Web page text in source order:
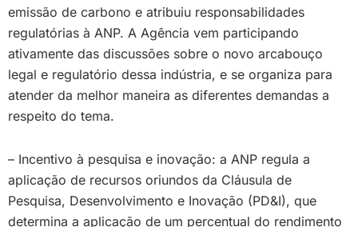
emissão de carbono e atribuiu responsabilidades
regulatórias à ANP. A Agência vem participando
ativamente das discussões sobre o novo arcabouço
legal e regulatório dessa indústria, e se organiza para
atender da melhor maneira as diferentes demandas a
respeito do tema.
– Incentivo à pesquisa e inovação: a ANP regula a
aplicação de recursos oriundos da Cláusula de
Pesquisa, Desenvolvimento e Inovação (PD&I), que
determina a aplicação de um percentual do rendimento